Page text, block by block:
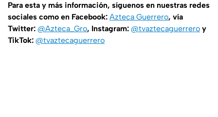
Para esta y más información, síguenos en nuestras redes
sociales como en Facebook: Azteca Guerrero, vía
Twitter: @Azteca_Gro, Instagram: @tvaztecaguerrero y
TikTok: @tvaztecaguerrero